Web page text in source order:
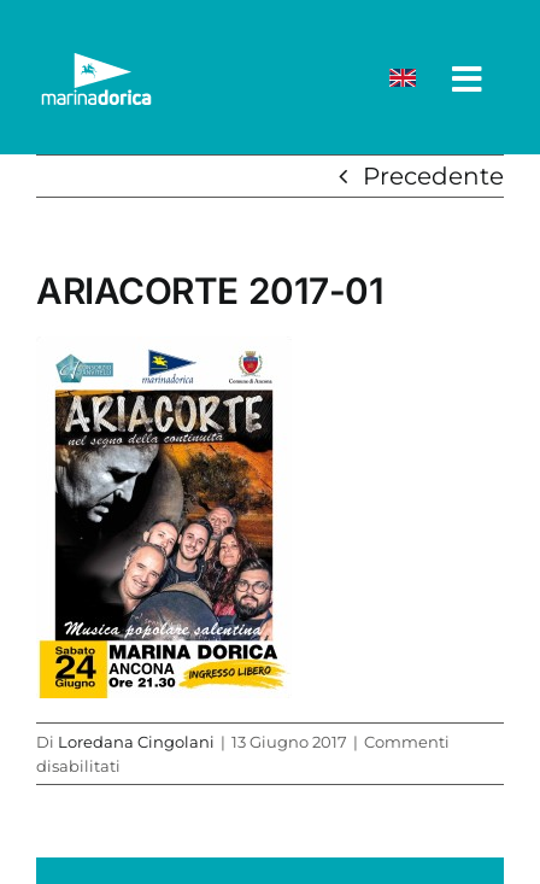
contenuto
Precedente
ARIACORTE 2017-01
Di Loredana Cingolani | 13 Giugno 2017 | Commenti
disabilitati
ARIACORTE